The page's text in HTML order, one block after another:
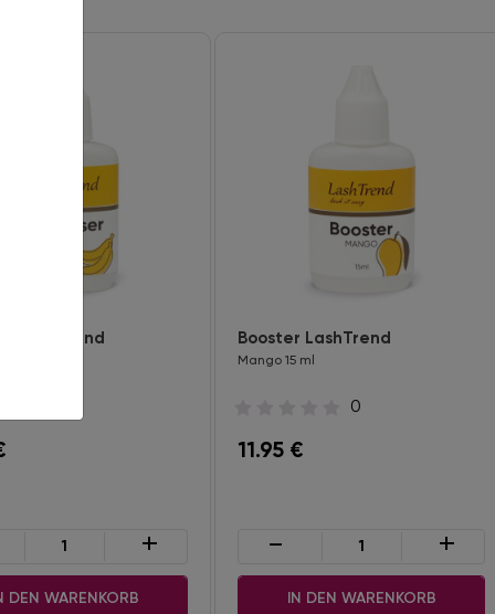
LashTrend
+
DEN WARENKORB
Booster LashTrend
Mango 15 ml
0
11.95 €
- +
IN DEN WARENKORB